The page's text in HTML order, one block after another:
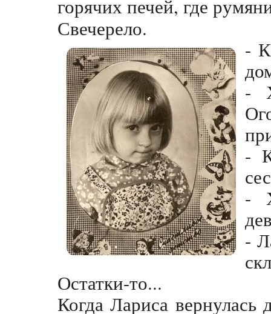
горячих печей, где
Свечерело.
-
-
-
-
-
Остатки-то...
Когда Лариса